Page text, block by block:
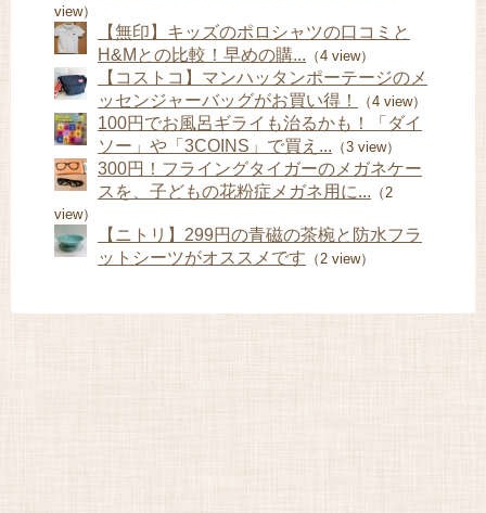
view）
【無印】キッズのポロシャツの口コミと
H&Mとの比較！早めの購... （4 view）
【コストコ】マンハッタンポーテージのメ
ッセンジャーバッグがお買い得！
（4 view）
100円でお風呂ギライも治るかも！「ダイ
ソー」や「3COINS」で買え... （3 view）
300円！フライングタイガーのメガネケー
スを、子どもの花粉症メガネ用に... （2
view）
【ニトリ】299円の青磁の茶椀と防水フラ
ットシーツがオススメです （2 view）